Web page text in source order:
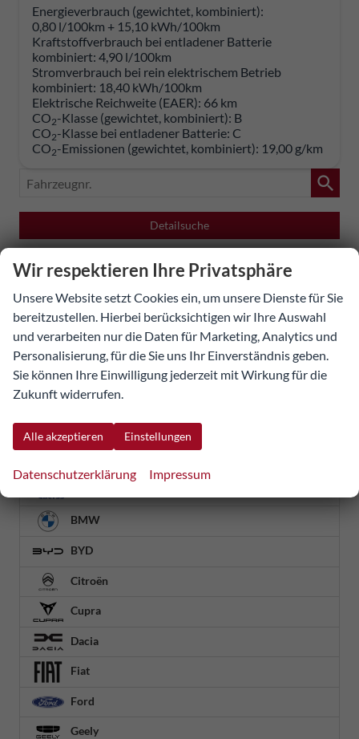
Energieverbrauch (gewichtet, kombiniert):
0,80 l/100km + 15,10 kWh/100km
Kraftstoffverbrauch bei entladener Batterie
kombiniert: 4,90 l/100km
Stromverbrauch bei rein elektrischem Betrieb
kombiniert: 18,40 kWh/100km
Elektrische Reichweite (EAER): 66 km
CO2-Klasse (gewichtet, kombiniert): B
CO2-Klasse bei entladener Batterie: C
CO2-Emissionen (gewichtet, kombiniert): 19,00 g/km
Fahrzeugnr.
Detailsuche
Geparkte Fahrzeuge (0)
Abarth
Alfa Romeo
Alpine
Audi
Baw
BMW
BYD
Citroën
Cupra
Dacia
Fiat
Ford
Geely
Wir respektieren Ihre Privatsphäre
Unsere Website setzt Cookies ein, um unsere Dienste für Sie
bereitzustellen. Hierbei berücksichtigen wir Ihre Auswahl
und verarbeiten nur die Daten für Marketing, Analytics und
Personalisierung, für die Sie uns Ihr Einverständnis geben.
Sie können Ihre Einwilligung jederzeit mit Wirkung für die
Zukunft widerrufen.
Alle akzeptieren Einstellungen
Datenschutzerklärung Impressum